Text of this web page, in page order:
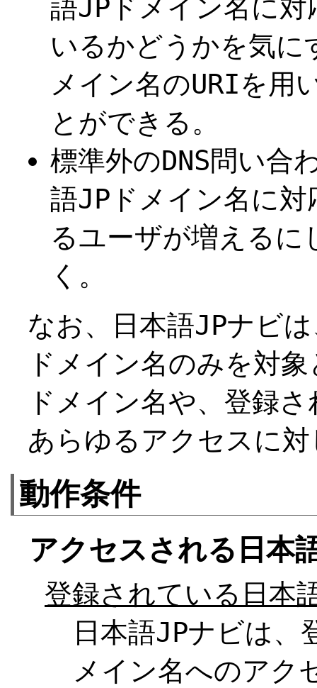
語JPドメイン名に対
いるかどうかを気に
メイン名のURIを用
とができる。
標準外のDNS問い合
語JPドメイン名に対
るユーザが増えるに
く。
なお、日本語JPナビ
ドメイン名のみを対
ドメイン名や、登録
あらゆるアクセスに
動作条件
アクセスされる日本
登録されている日本
日本語JPナビは、
メイン名へのアク